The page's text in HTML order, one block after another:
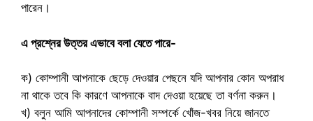
পারেন।
এ প্রশ্নের উত্তর এভাবে বলা যেতে পারে-
ক) কোম্পানী আপনাকে ছেড়ে দেওয়ার পেছনে যদি আপনার কোন অপরাধ
না থাকে তবে কি কারণে আপনাকে বাদ দেওয়া হয়েছে তা বর্ণনা করুন।
খ) বলুন আমি আপনাদের কোম্পানী সম্পর্কে খোঁজ-খবর নিয়ে জানতে